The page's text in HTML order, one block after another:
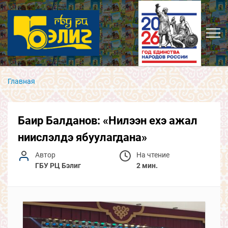
Главная
Баир Балданов: «Нилээн ехэ ажал
ниислэлдэ ябуулагдана»
Автор
ГБУ РЦ Бэлиг
На чтение
2 мин.